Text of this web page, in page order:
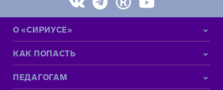
О «СИРИУСЕ»
КАК ПОПАСТЬ
ПЕДАГОГАМ